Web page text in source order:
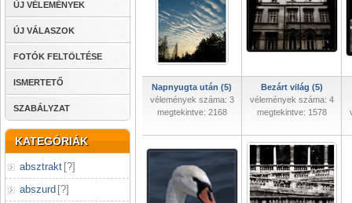
ÚJ VÉLEMÉNYEK
ÚJ VÁLASZOK
FOTÓK FELTÖLTÉSE
ISMERTETŐ
SZABÁLYZAT
KATEGÓRIÁK
absztrakt [?]
abszurd [?]
Napnyugta után (5)
vélemények száma: 3
megtekintve: 2168
Bezárt világ (5)
vélemények száma: 4
megtekintve: 1578